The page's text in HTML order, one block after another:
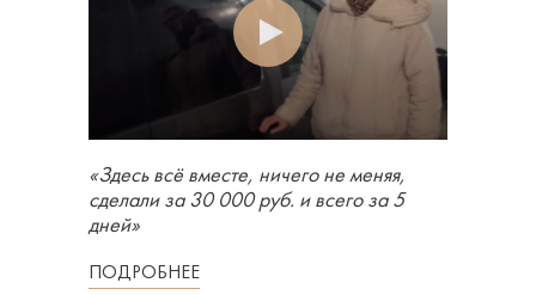
«Здесь всё вместе, ничего не меняя,
сделали за 30 000 руб. и всего за 5
дней»
ПОДРОБНЕЕ